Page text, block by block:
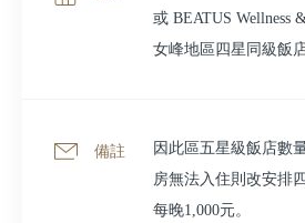
或 BEATUS Wellness
女峰地區四星同級飯
備註
因此區五星級飯店數
房無法入住則改安排
每晚1,000元。